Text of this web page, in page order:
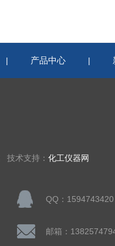
| 产品中心 |
技术支持： 化工仪器网
QQ：1594743420